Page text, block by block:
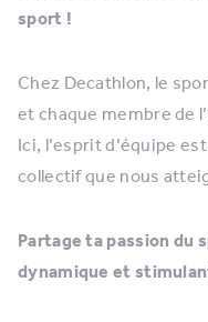
sport !
Chez Decathlon, le
et chaque membre de
Ici, l’esprit d’équipe
collectif que nous
Partage ta passion du
dynamique et